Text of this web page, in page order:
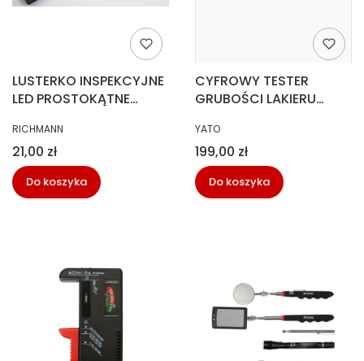
LUSTERKO INSPEKCYJNE
LED PROSTOKĄTNE
PRODUCENT
RICHMANN
Cena
21,00 zł
Do koszyka
CYFROWY TESTER
GRUBOŚCI LAKIERU
PRODUCENT
YATO
Cena
199,00 zł
Do koszyka